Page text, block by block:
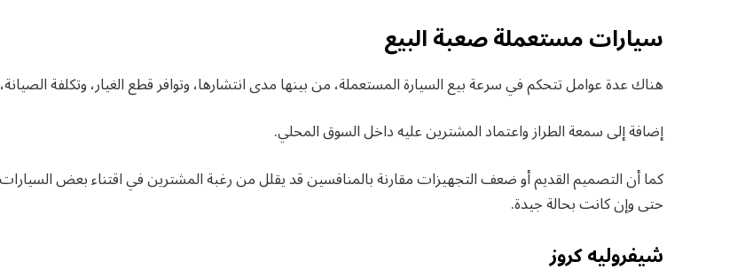
سيارات مستعملة صعبة البيع
هناك عدة عوامل تتحكم في سرعة بيع السيارة المستعملة، من بينها مدى انتشارها، وتوافر قطع الغيار، وتكلفة الصيانة،
إضافة إلى سمعة الطراز واعتماد المشترين عليه داخل السوق المحلي.
كما أن التصميم القديم أو ضعف التجهيزات مقارنة بالمنافسين قد يقلل من رغبة المشترين في اقتناء بعض
حتى وإن كانت بحالة جيدة.
شيفروليه كروز